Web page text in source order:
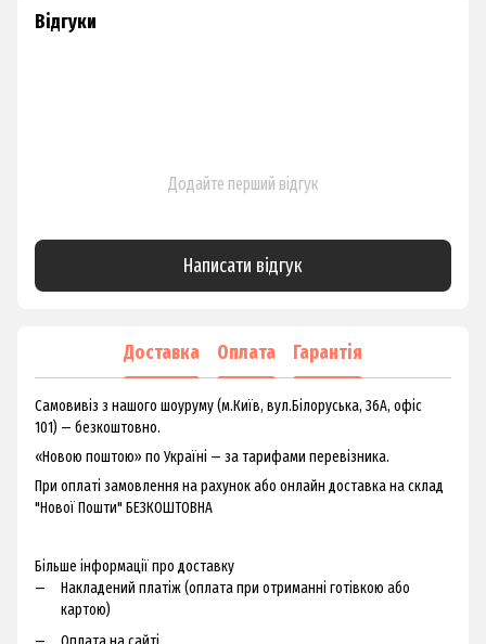
Відгуки
Додайте перший відгук
Написати відгук
Доставка Оплата Гарантія
Самовивіз з нашого шоуруму (м.Київ, вул.Білоруська, 36А, офіс
101) — безкоштовно.
«Новою поштою» по Україні — за тарифами перевізника.
При оплаті замовлення на рахунок або онлайн доставка на склад
"Нової Пошти" БЕЗКОШТОВНА
Більше інформації про доставку
Накладений платіж (оплата при отриманні готівкою або
картою)